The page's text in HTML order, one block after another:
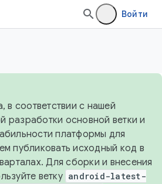
Войти
в соответствии с нашей
разработки основной ветки и
платформы для
публиковать исходный код в
Для сборки и внесения
ветку android-latest-